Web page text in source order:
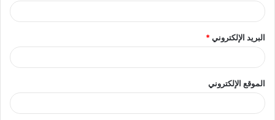
البريد الإلكتروني*
الموقع الإلكتروني